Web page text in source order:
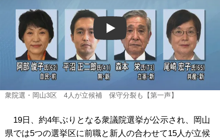
Play
衆院選・岡山3区 4人が立候補 保守分裂も【第一声】
19日、約4年ぶりとなる衆議院選挙が公示され、岡山
県では5つの選挙区に前職と新人の合わせて15人が立候